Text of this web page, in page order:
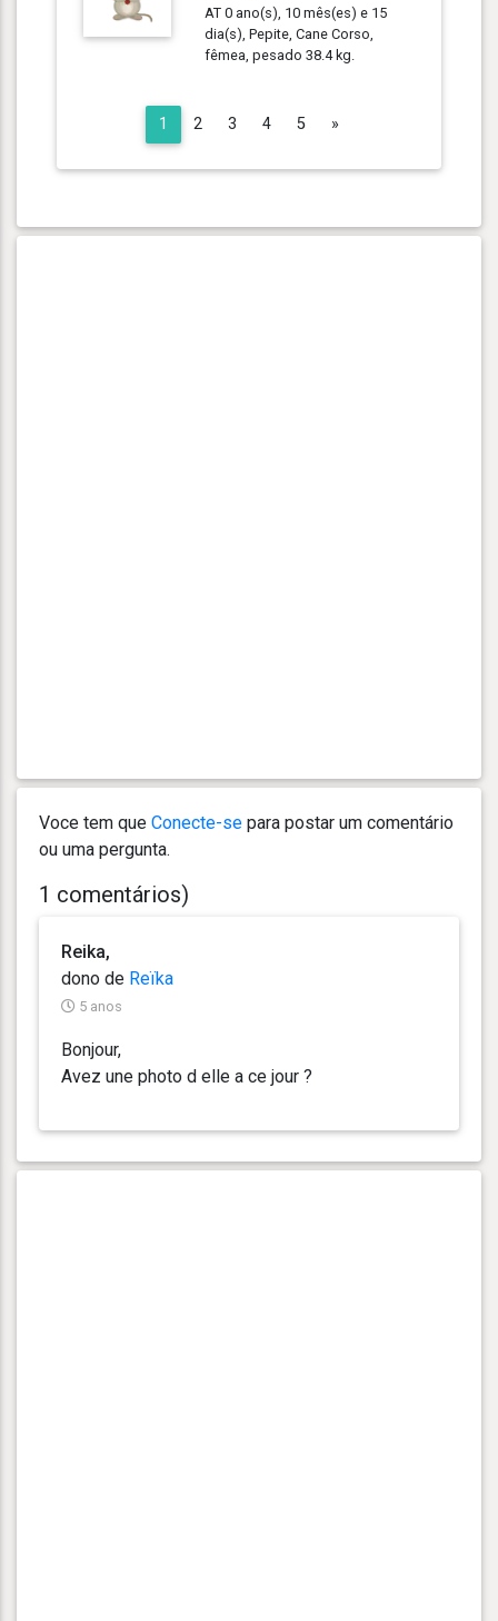
AT 0 ano(s), 10 mês(es) e 15
dia(s), Pepite, Cane Corso,
fêmea, pesado 38.4 kg.
1 2 3 4 5 »
Voce tem que Conecte-se para postar um comentário
ou uma pergunta.
1 comentários)
Reika,
dono de Reïka
5 anos
Bonjour,
Avez une photo d elle a ce jour ?